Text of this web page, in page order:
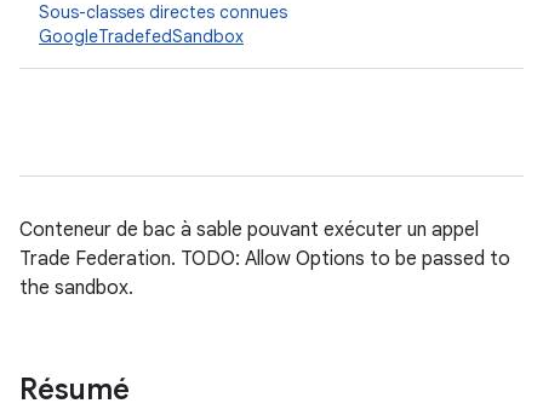
Sous-classes directes connues
GoogleTradefedSandbox
Conteneur de bac à sable pouvant exécuter un appel
Trade Federation. TODO: Allow Options to be passed to
the sandbox.
Résumé